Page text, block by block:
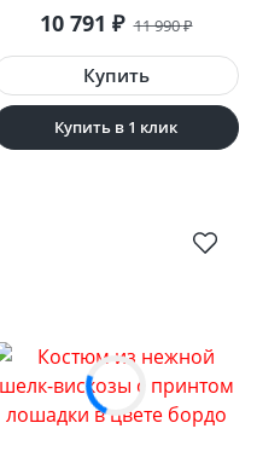
10 791 ₽ 11 990₽
Купить в 1 клик